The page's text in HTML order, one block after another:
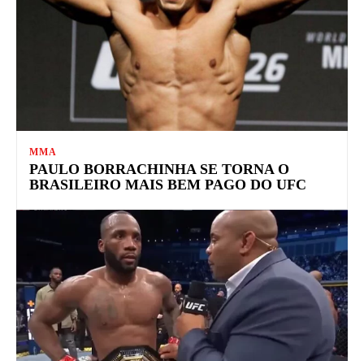
MMA
PAULO BORRACHINHA SE TORNA O
BRASILEIRO MAIS BEM PAGO DO UFC